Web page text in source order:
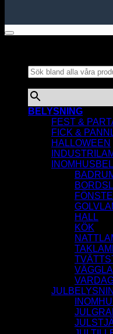
BELYSNING
FEST &
FICK &
HALLOWEEN
HALL
KÖK